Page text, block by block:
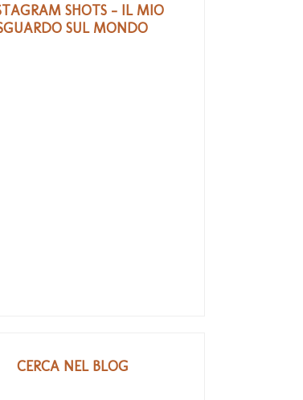
SHOTS - IL MIO
SUL MONDO
CERCA NEL BLOG